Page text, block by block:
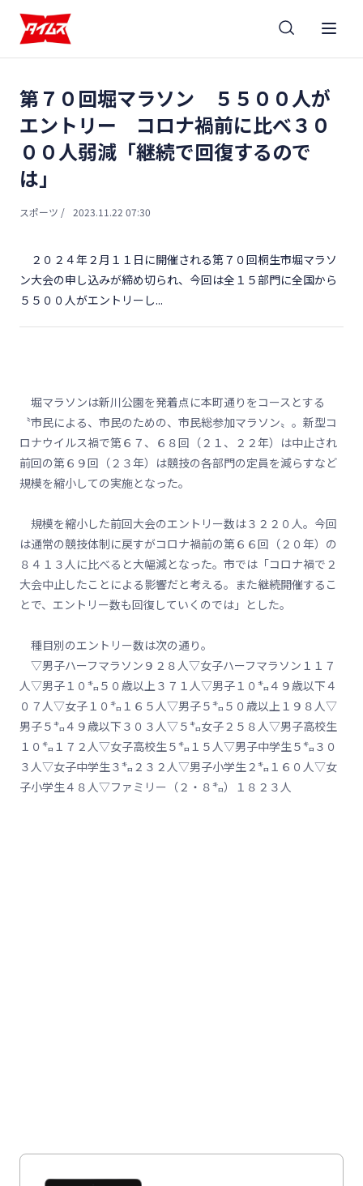
第７０回堀マラソン ５５００人が
エントリー コロナ禍前に比べ３０
００人弱減「継続で回復するので
は」
スポーツ / 2023.11.22 07:30
２０２４年２月１１日に開催される第７０回桐生市堀マラソ
ン大会の申し込みが締め切られ、今回は全１５部門に全国から
５５００人がエントリーし...
堀マラソンは新川公園を発着点に本町通りをコースとする
〝市民による、市民のための、市民総参加マラソン〟。新型コ
ロナウイルス禍で第６７、６８回（２１、２２年）は中止され
前回の第６９回（２３年）は競技の各部門の定員を減らすなど
規模を縮小しての実施となった。
規模を縮小した前回大会のエントリー数は３２２０人。今回
は通常の競技体制に戻すがコロナ禍前の第６６回（２０年）の
８４１３人に比べると大幅減となった。市では「コロナ禍で２
大会中止したことによる影響だと考える。また継続開催するこ
とで、エントリー数も回復していくのでは」とした。
種目別のエントリー数は次の通り。
▽男子ハーフマラソン９２８人▽女子ハーフマラソン１１７
人▽男子１０㌔５０歳以上３７１人▽男子１０㌔４９歳以下４
０７人▽女子１０㌔１６５人▽男子５㌔５０歳以上１９８人▽
男子５㌔４９歳以下３０３人▽５㌔女子２５８人▽男子高校生
１０㌔１７２人▽女子高校生５㌔１５人▽男子中学生５㌔３０
３人▽女子中学生３㌔２３２人▽男子小学生２㌔１６０人▽女
子小学生４８人▽ファミリー（２・８㌔）１８２３人